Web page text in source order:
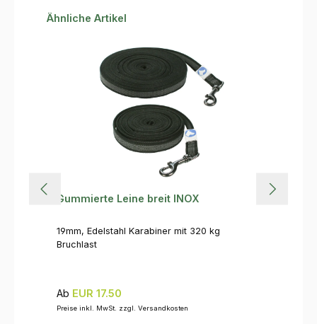
Produktgalerie überspringen
Ähnliche Artikel
Gummierte Leine breit INOX
19mm, Edelstahl Karabiner mit 320 kg
Bruchlast
Regulärer Preis:
Ab EUR 17.50
Preise inkl. MwSt. zzgl. Versandkosten